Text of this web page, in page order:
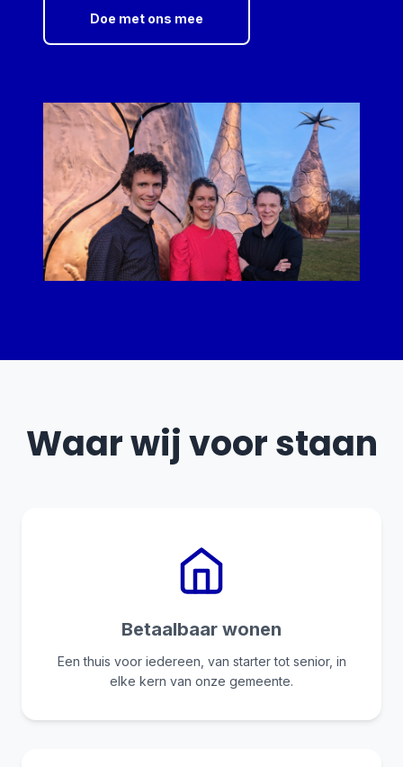
Doe met ons mee
Waar wij voor staan
Betaalbaar wonen
Een thuis voor iedereen, van starter tot senior, in
elke kern van onze gemeente.